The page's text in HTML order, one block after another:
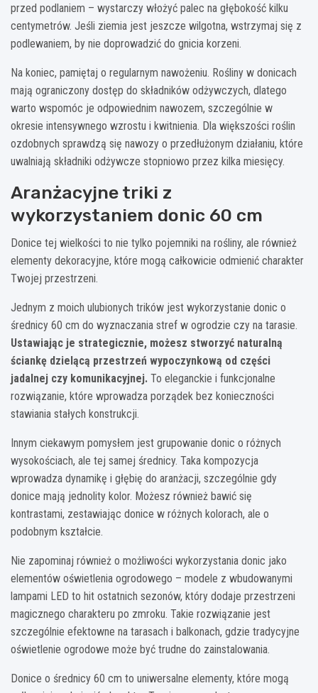
przed podlaniem – wystarczy włożyć palec na głębokość kilku
centymetrów. Jeśli ziemia jest jeszcze wilgotna, wstrzymaj się z
podlewaniem, by nie doprowadzić do gnicia korzeni.
Na koniec, pamiętaj o regularnym nawożeniu. Rośliny w donicach
mają ograniczony dostęp do składników odżywczych, dlatego
warto wspomóc je odpowiednim nawozem, szczególnie w
okresie intensywnego wzrostu i kwitnienia. Dla większości roślin
ozdobnych sprawdzą się nawozy o przedłużonym działaniu, które
uwalniają składniki odżywcze stopniowo przez kilka miesięcy.
Aranżacyjne triki z
wykorzystaniem donic 60 cm
Donice tej wielkości to nie tylko pojemniki na rośliny, ale również
elementy dekoracyjne, które mogą całkowicie odmienić charakter
Twojej przestrzeni.
Jednym z moich ulubionych trików jest wykorzystanie donic o
średnicy 60 cm do wyznaczania stref w ogrodzie czy na tarasie.
Ustawiając je strategicznie, możesz stworzyć naturalną
ściankę dzielącą przestrzeń wypoczynkową od części
jadalnej czy komunikacyjnej. To eleganckie i funkcjonalne
rozwiązanie, które wprowadza porządek bez konieczności
stawiania stałych konstrukcji.
Innym ciekawym pomysłem jest grupowanie donic o różnych
wysokościach, ale tej samej średnicy. Taka kompozycja
wprowadza dynamikę i głębię do aranżacji, szczególnie gdy
donice mają jednolity kolor. Możesz również bawić się
kontrastami, zestawiając donice w różnych kolorach, ale o
podobnym kształcie.
Nie zapominaj również o możliwości wykorzystania donic jako
elementów oświetlenia ogrodowego – modele z wbudowanymi
lampami LED to hit ostatnich sezonów, który dodaje przestrzeni
magicznego charakteru po zmroku. Takie rozwiązanie jest
szczególnie efektowne na tarasach i balkonach, gdzie tradycyjne
oświetlenie ogrodowe może być trudne do zainstalowania.
Donice o średnicy 60 cm to uniwersalne elementy, które mogą